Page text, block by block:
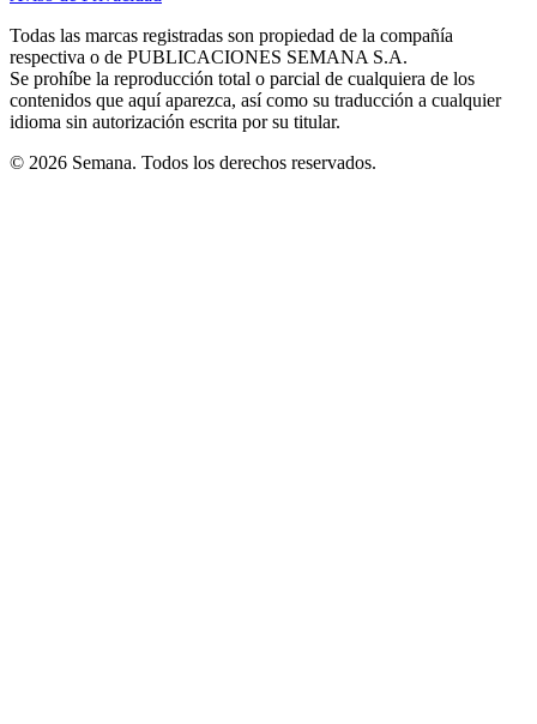
windowwindowwindow
new
window
Todas las marcas registradas son propiedad de la compañía
respectiva o de PUBLICACIONES SEMANA S.A.
Se prohíbe la reproducción total o parcial de cualquiera de los
contenidos que aquí aparezca, así como su traducción a cualquier
idioma sin autorización escrita por su titular.
© 2026 Semana. Todos los derechos reservados.